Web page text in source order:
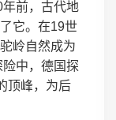
前，古代地
它。在19世
岭自然成为
中，德国探
顶峰，为后